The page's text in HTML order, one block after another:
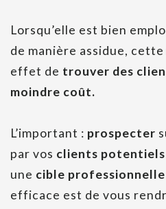
Lorsqu’elle est bien
de manière assidue,
effet de trouver des
moindre coût.
L’important : prospecter
par vos clients
une cible professionnelle
efficace est de vous